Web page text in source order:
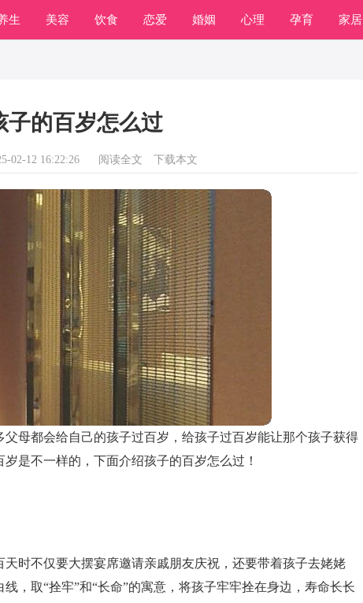
生 美容 饮食 恋爱 婚姻 心理 孕育 家居
子的百岁怎么过
02-12 16:22:26 阅读全文 下载本文
母都会给自己的孩子过百岁，给孩子过百岁能让那个孩子获得
是不一样的，下面介绍孩子的百岁怎么过！
时不仅要大摆宴席邀请亲戚朋友庆祝，还要带着孩子去姥姥
，取“拴牢”和“长命”的寓意，将孩子牢牢拴在身边，寿命长长